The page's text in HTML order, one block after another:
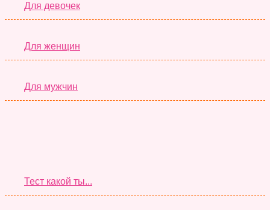
Для девочек
Для женщин
Для мужчин
Тест какой ты...